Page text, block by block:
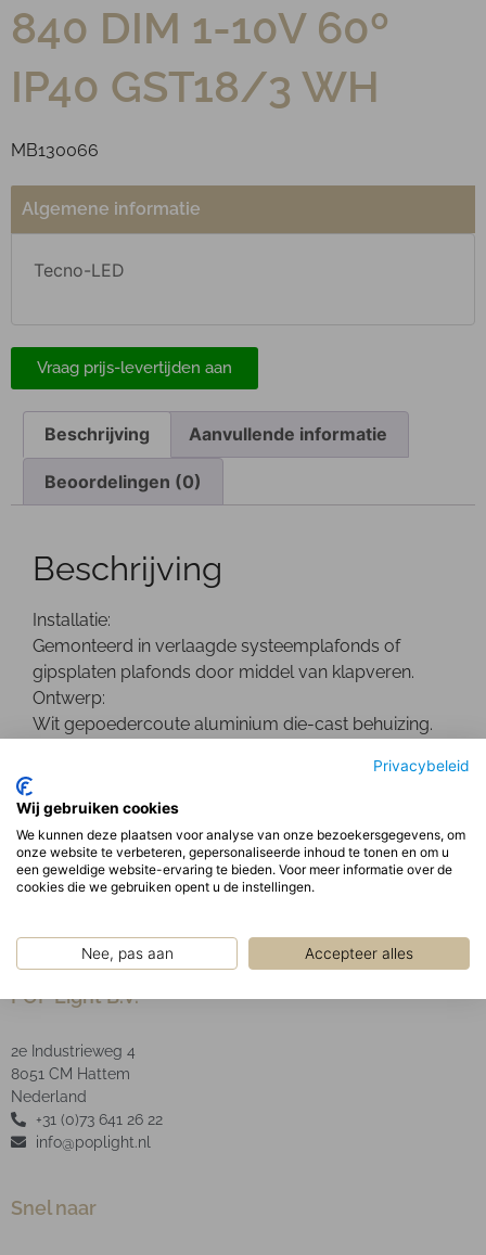
Privacybeleid
Wij gebruiken cookies
We kunnen deze plaatsen voor analyse van onze bezoekersgegevens, om
onze website te verbeteren, gepersonaliseerde inhoud te tonen en om u
een geweldige website-ervaring te bieden. Voor meer informatie over de
cookies die we gebruiken opent u de instellingen.
Nee, pas aan Accepteer alles
840 DIM 1-10V 60º
IP40 GST18/3 WH
MB130066
Algemene informatie
Tecno-LED
Vraag prijs-levertijden aan
Beschrijving Aanvullende informatie
Beoordelingen (0)
Beschrijving
Installatie:
Gemonteerd in verlaagde systeemplafonds of
gipsplaten plafonds door middel van klapveren.
Ontwerp:
Wit gepoedercoute aluminium die-cast behuizing.
Optisch:
Geanodiseerde aluminium facet reflector inclusief
heldere glazen afscherming.
POP Light B.V.
2e Industrieweg 4
8051 CM Hattem
Nederland
+31 (0)73 641 26 22
info@poplight.nl
Snel naar